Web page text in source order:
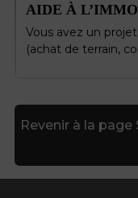
AIDE À
Vous avez un
(achat de terrain,
Revenir à la